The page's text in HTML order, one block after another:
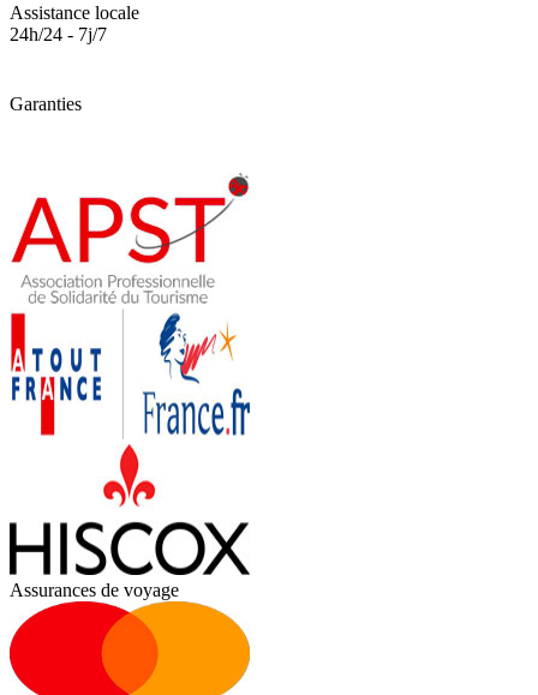
Assistance locale
24h/24 - 7j/7
Garanties
Assurances de voyage